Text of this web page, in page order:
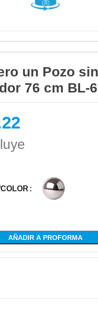
un Pozo sin
76 cm BL-
AÑADIR A PROFORMA